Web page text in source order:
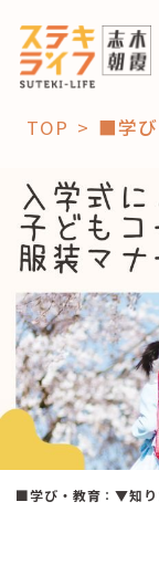
「コト」
子
お
ス
「場」
TOP ■学び
■学び・教育 ：▼知り